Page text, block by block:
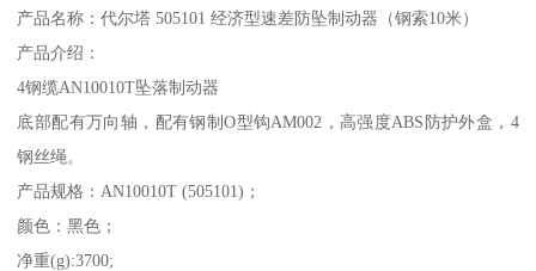
产品名称：代尔塔 505101 经济型速差防坠制动器（钢索10米）
产品介绍：
4钢缆AN10010T坠落制动器
底部配有万向轴，配有钢制O型钩AM002，高强度ABS防护外盒，4
钢丝绳。
产品规格：AN10010T (505101)；
颜色：黑色；
净重(g):3700;